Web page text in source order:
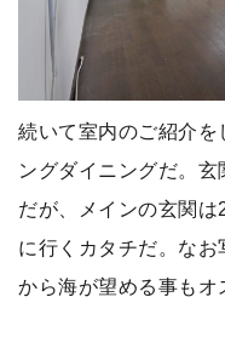
続いて室内のご紹介
ングダイニングだ。
だが、メインの玄関
に行くカタチだ。な
から海が望める事もオ